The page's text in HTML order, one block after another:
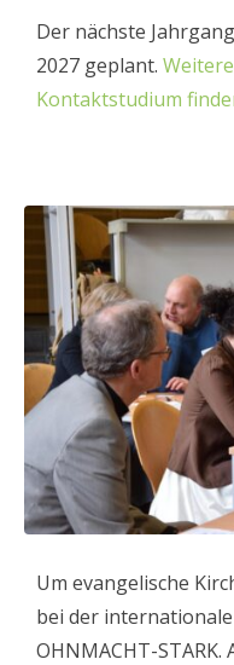
Der nächste
2027 geplant.
Kontaktstudium
Um evangelische
bei der
OHNMACHT-STARK.